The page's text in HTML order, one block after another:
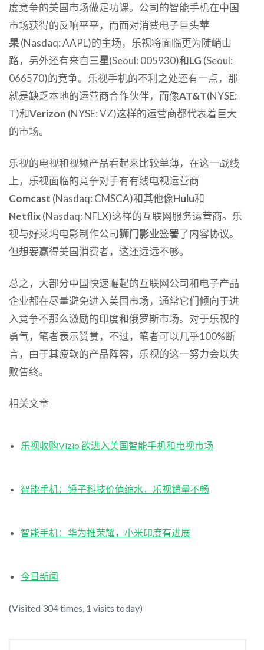
度竞争的美国市场做足功课。公司的智能手机在中国
市场获得的反响平平，而面对消费电子巨头苹
果(Nasdaq: AAPL)的主场，乐视将面临更为陡峭山
路，另外还有来自三星(Seoul: 005930)和LG (Seoul:
066570)的竞争。乐视手机的不利之处还有一点，那
就是缺乏本地的运营商合作伙伴，而像AT&T(NYSE:
T)和Verizon (NYSE: VZ)这样的运营商都代表着巨大
的市场。
乐视的电视和视频产品看起来比较单薄，在这一战线
上，乐视面临的竞争对手有有线电视运营商
Comcast (Nasdaq: CMSCA)和其他像Hulu和
Netflix(Nasdaq: NFLX)这样的互联网服务运营商。乐
视与好莱坞电影制作公司狮门影业签署了内容协议。
但想要赢得美国消费者，这还远远不够。
总之，大部分中国快速崛起的互联网公司和电子产品
企业都在尽量避免进入美国市场，通常它们倾向于进
入竞争不那么激励的印度和俄罗斯市场。对于乐视的
勇气，笔者表示赞赏，不过，笔者可以几乎100%断
言，由于其疲软的产品阵容，乐视的这一努力会以失
败告终。
相关文章
乐视收购Vizio 欲进入美国智能手机和电视市场
智能手机：锤子科技价值缩水，乐视销量不畅
智能手机：华为推荣耀，小米印度有进展
今日新闻
(Visited 304 times, 1 visits today)